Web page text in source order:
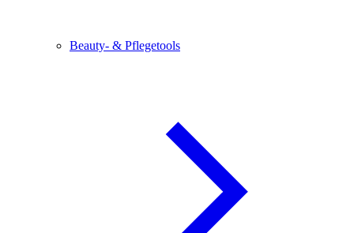
Beauty- & Pflegetools